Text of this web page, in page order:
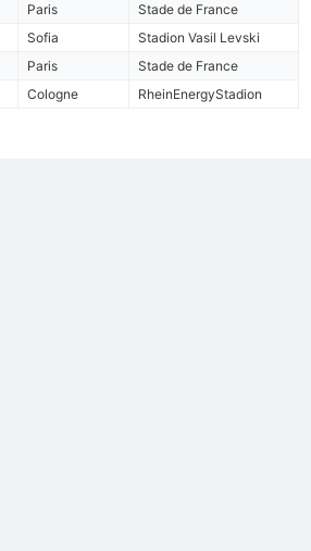
Paris
Stade de France
Sofia
Stadion Vasil Levski
Paris
Stade de France
Cologne RheinEnergyStadion